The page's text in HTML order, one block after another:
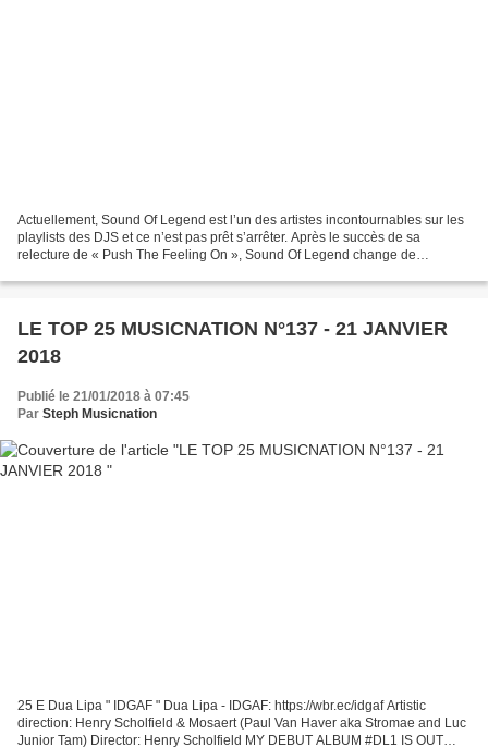
Actuellement, Sound Of Legend est l’un des artistes incontournables sur les
playlists des DJS et ce n’est pas prêt s’arrêter. Après le succès de sa
relecture de « Push The Feeling On », Sound Of Legend change de
LE TOP 25 MUSICNATION N°137 - 21 JANVIER
2018
Publié le 21/01/2018 à 07:45
Par Steph Musicnation
25 E Dua Lipa " IDGAF " Dua Lipa - IDGAF: https://wbr.ec/idgaf Artistic
direction: Henry Scholfield & Mosaert (Paul Van Haver aka Stromae and Luc
Junior Tam) Director: Henry Scholfield MY DEBUT ALBUM #DL1 IS OUT